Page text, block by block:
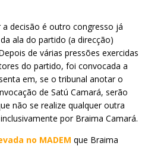
decisão é outro congresso já
ala do partido (a direcção)
de várias pressões exercidas
do partido, foi convocada a
em, se o tribunal anotar o
de Satú Camará, serão
não se realize qualquer outra
por Braima Camará.
no MADEM que Braima